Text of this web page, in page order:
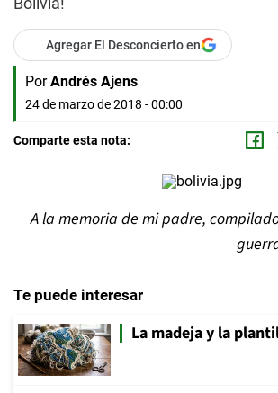
Agregar El Desconcierto en
Por Andrés Ajens
24 de marzo de 2018 - 00:00
Comparte esta nota:
A la memoria de mi padre,
Te puede interesar
La madeja y la